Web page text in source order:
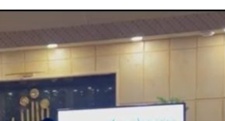
يضرب بقوة.. الصين تغلق
يدين اعتداءات مليشيا الحوثي